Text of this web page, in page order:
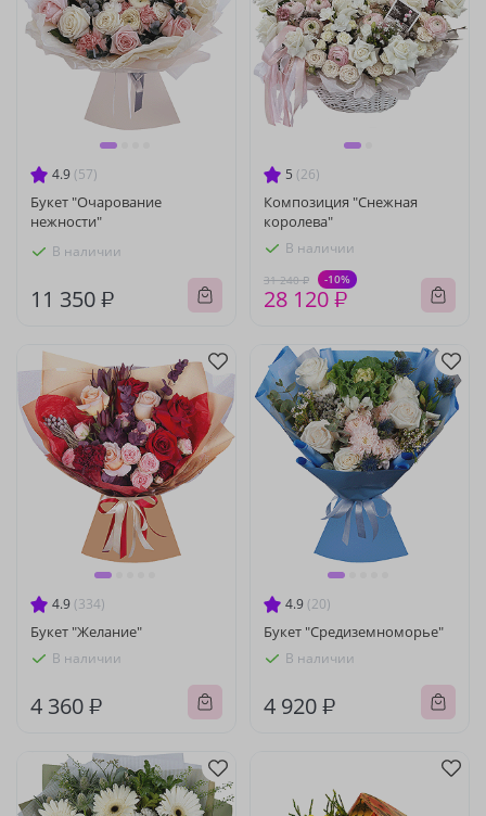
4.9 (57)
Букет "Очарование
нежности"
В наличии
11 350 ₽
5 (26)
Композиция "Снежная
королева"
В наличии
31 240 ₽ -10%
28 120 ₽
4.9 (334)
Букет "Желание"
В наличии
4 360 ₽
4.9 (20)
Букет "Средиземноморье"
В наличии
4 920 ₽